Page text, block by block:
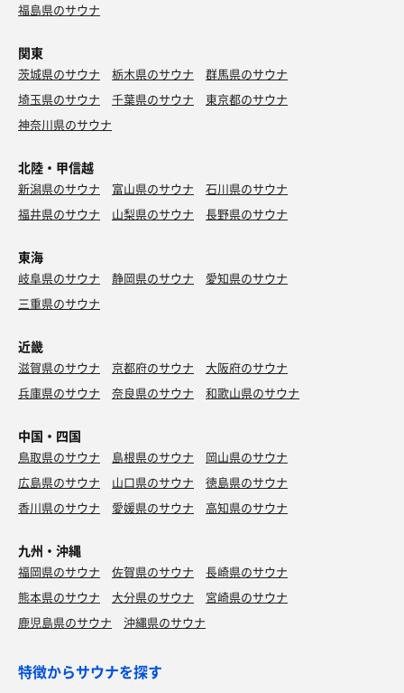
福島県のサウナ
関東
茨城県のサウナ 栃木県のサウナ
群馬県のサウナ
埼玉県のサウナ
千葉県のサウナ
東京都のサウナ
神奈川県のサウナ
北陸・甲信越
新潟県のサウナ 富山県のサウナ
石川県のサウナ
福井県のサウナ
山梨県のサウナ 長野県のサウナ
東海
岐阜県のサウナ 静岡県のサウナ
愛知県のサウナ
三重県のサウナ
近畿
滋賀県のサウナ 京都府のサウナ
大阪府のサウナ
兵庫県のサウナ
奈良県のサウナ 和歌山県のサウナ
中国・四国
鳥取県のサウナ 島根県のサウナ
岡山県のサウナ
広島県のサウナ
山口県のサウナ
徳島県のサウナ
香川県のサウナ
愛媛県のサウナ 高知県のサウナ
九州・沖縄
福岡県のサウナ 佐賀県のサウナ
長崎県のサウナ
熊本県のサウナ
大分県のサウナ
宮崎県のサウナ
鹿児島県のサウナ
沖縄県のサウナ
特徴からサウナを探す